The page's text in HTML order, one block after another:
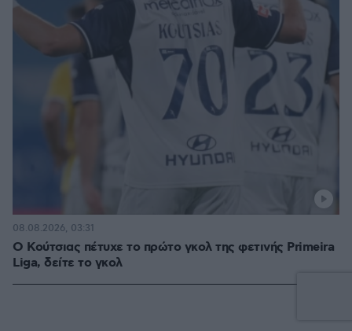
Ο Κούτσιας πέτυχε το πρώτο γκολ της φετινής Primeira
Liga, δείτε το γκολ
08.08.2026, 03:31